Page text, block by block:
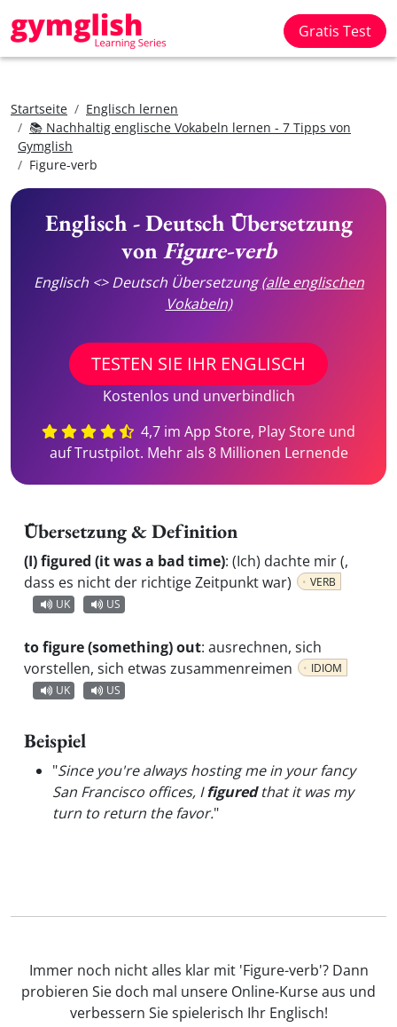
Gratis Test
Startseite
Englisch lernen
📚 Nachhaltig englische Vokabeln lernen - 7 Tipps von
Gymglish
Figure-verb
Englisch - Deutsch Übersetzung
vonFigure-verb
Englisch <> Deutsch Übersetzung(alle englischen
Vokabeln)
TESTEN SIE IHR ENGLISCH
Kostenlos und unverbindlich
4,7 im App Store, Play Store und
auf Trustpilot. Mehr als 8 Millionen Lernende
Übersetzung & Definition
(I) figured (it was a bad time): (Ich) dachte mir (,
dass es nicht der richtige Zeitpunkt war)
VERB
UK
US
to figure (something) out: ausrechnen, sich
vorstellen, sich etwas zusammenreimen
IDIOM
UK
US
Beispiel
"Since you're always hosting me in your fancy
San Francisco offices, Ifiguredthat it was my
turn to return the favor."
Immer noch nicht alles klar mit 'Figure-verb'? Dann
probieren Sie doch mal unsere Online-Kurse aus und
verbessern Sie spielerisch Ihr Englisch!